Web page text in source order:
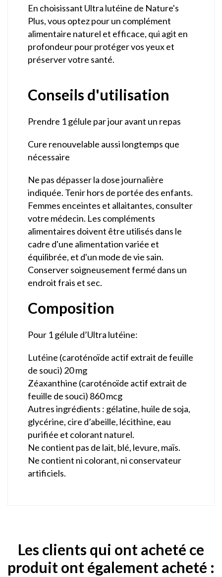
En choisissant Ultra lutéine de Nature's
Plus, vous optez pour un complément
alimentaire naturel et efficace, qui agit en
profondeur pour protéger vos yeux et
préserver votre santé.
Conseils d'utilisation
Prendre 1 gélule par jour avant un repas
Cure renouvelable aussi longtemps que
nécessaire
Ne pas dépasser la dose journalière
indiquée. Tenir hors de portée des enfants.
Femmes enceintes et allaitantes, consulter
votre médecin. Les compléments
alimentaires doivent être utilisés dans le
cadre d'une alimentation variée et
équilibrée, et d'un mode de vie sain.
Conserver soigneusement fermé dans un
endroit frais et sec.
Composition
Pour 1 gélule d’Ultra lutéine:
Lutéine (caroténoïde actif extrait de feuille
de souci) 20 mg
Zéaxanthine (caroténoïde actif extrait de
feuille de souci) 860 mcg
Autres ingrédients : gélatine, huile de soja,
glycérine, cire d’abeille, lécithine, eau
purifiée et colorant naturel.
Ne contient pas de lait, blé, levure, maïs.
Ne contient ni colorant, ni conservateur
artificiels.
Les clients qui ont acheté ce
produit ont également acheté :